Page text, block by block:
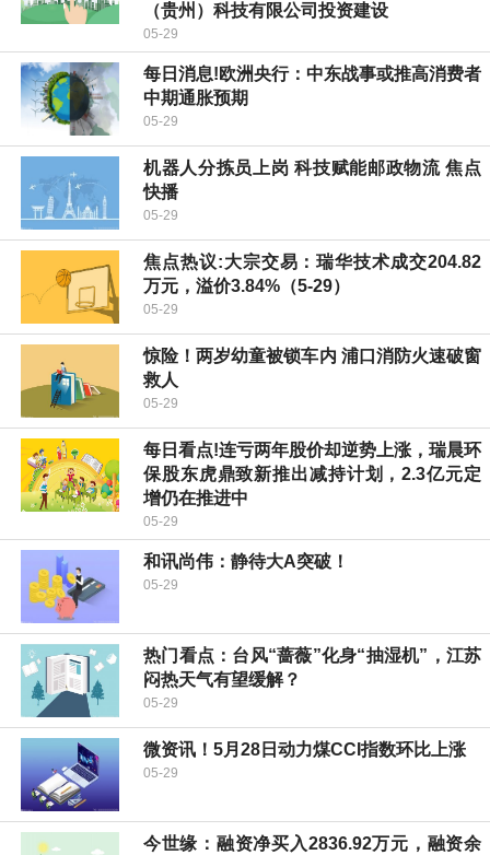
（贵州）科技有限公司投资建设
05-29
每日消息!欧洲央行：中东战事或推高消费者
中期通胀预期
05-29
机器人分拣员上岗 科技赋能邮政物流 焦点
快播
05-29
焦点热议:大宗交易：瑞华技术成交204.82
万元，溢价3.84%（5-29）
05-29
惊险！两岁幼童被锁车内 浦口消防火速破窗
救人
05-29
每日看点!连亏两年股价却逆势上涨，瑞晨环
保股东虎鼎致新推出减持计划，2.3亿元定
增仍在推进中
05-29
和讯尚伟：静待大A突破！
05-29
热门看点：台风“蔷薇”化身“抽湿机”，江苏
闷热天气有望缓解？
05-29
微资讯！5月28日动力煤CCI指数环比上涨
05-29
今世缘：融资净买入2836.92万元，融资余